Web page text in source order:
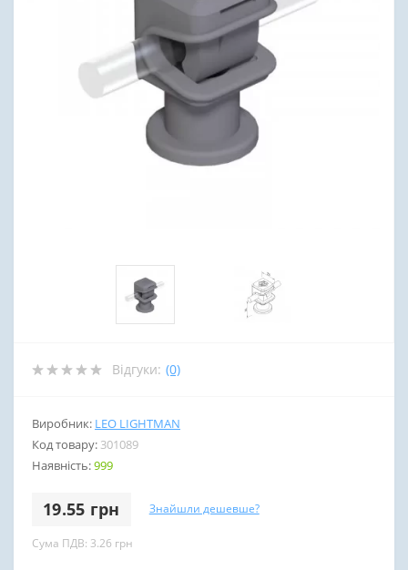
Відгуки: (0)
Виробник: LEO LIGHTMAN
Код товару: 301089
Наявність:999
19.55 грн Знайшли дешевше?
Сума ПДВ: 3.26 грн